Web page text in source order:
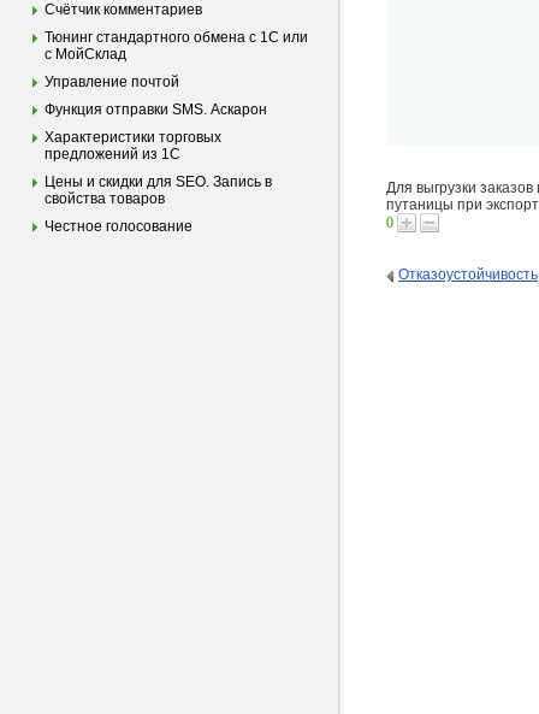
Счётчик комментариев
Тюнинг стандартного обмена с 1С или
с МойСклад
Управление почтой
Функция отправки SMS. Аскарон
Характеристики торговых
предложений из 1С
Цены и скидки для SEO. Запись в
свойства товаров
Честное голосование
Для выгрузки
путаницы при
0
Отказоустойчивость